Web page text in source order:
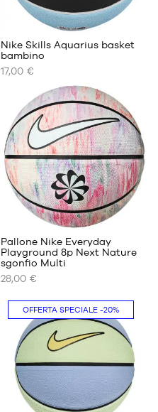
I
NOSTRI
DISPONIBILI
dimensione
3
2
Nike Skills Aquarius basket
bambino
17,00 €
I
NOSTRI
FORMATI
dimensione
dimensione
7
2
Pallone Nike Everyday
Playground 8p Next Nature
sgonfio Multi
28,00 €
OFFERTA SPECIALE -20%